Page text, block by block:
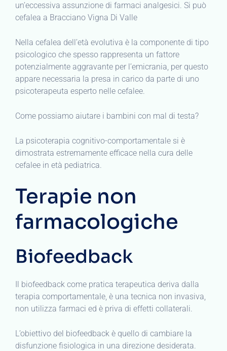
un’eccessiva assunzione di farmaci analgesici. Si può
cefalea a Bracciano Vigna Di Valle
Nella cefalea dell’età evolutiva è la componente di tipo
psicologico che spesso rappresenta un fattore
potenzialmente aggravante per l’emicrania, per questo
appare necessaria la presa in carico da parte di uno
psicoterapeuta esperto nelle cefalee.
Come possiamo aiutare i bambini con mal di testa?
La psicoterapia cognitivo-comportamentale si è
dimostrata estremamente efficace nella cura delle
cefalee in età pediatrica.
Terapie non
farmacologiche
Biofeedback
Il biofeedback come pratica terapeutica deriva dalla
terapia comportamentale, è una tecnica non invasiva,
non utilizza farmaci ed è priva di effetti collaterali.
L’obiettivo del biofeedback è quello di cambiare la
disfunzione fisiologica in una direzione desiderata.